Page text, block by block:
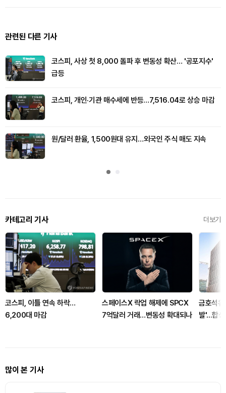
관련된 다른 기사
코스피, 사상 첫 8,000 돌파 후 변동성 확산… '공포지수'
급등
코스피, 개인·기관 매수세에 반등…7,516.04로 상승 마감
원/달러 환율, 1,500원대 유지…외국인 주식 매도 지속
카테고리 기사 더보기
코스피, 이틀 연속 하락…
6,200대 마감
스페이스X 락업 해제에 SPCX
7억달러 거래…변동성 확대되나
금호석
발'...합
많이 본 기사